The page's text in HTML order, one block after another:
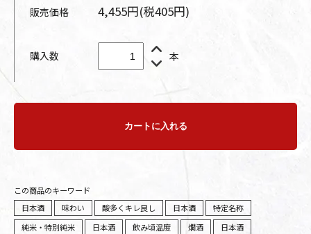
販売価格 4,455円(税405円)
購入数 本
カートに入れる
この商品のキーワード
日本酒
味わい 酸多くキレ良し 日本酒
特定名称
純米・特別純米
日本酒 飲み頃温度 燗酒
日本酒